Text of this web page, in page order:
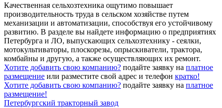
Качественная сельхозтехника ощутимо повышает
производительность труда в сельском хозяйстве путем
механизации и автоматизации, способствуя его устойчивому
развитию. В разделе вы найдете информацию о предприятиях
Петербурга и ЛО, выпускающих сельхозтехнику - сеялки,
мотокультиваторы, плоскорезы, опрыскиватели, трактора,
комбайны и другую, а также осуществляющих их ремонт.
Хотите добавить свою компанию? подайте заявку на платное
размещение или разместите свой адрес и телефон кратко!
Хотите добавить свою компанию? подайте заявку на платное
размещение!
Петербургский тракторный завод